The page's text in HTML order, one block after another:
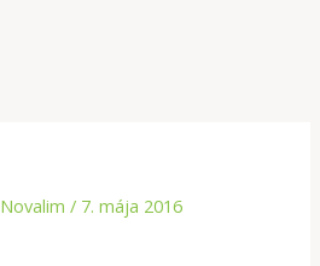
Novalim/ 7. mája 2016